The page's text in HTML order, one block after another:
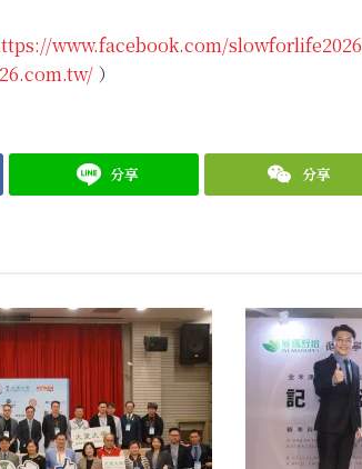
www.facebook.com/slowforlife2026
）
分享 分享